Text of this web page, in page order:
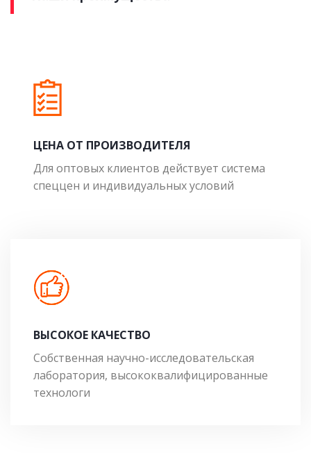
ЦЕНА ОТ ПРОИЗВОДИТЕЛЯ
Для оптовых клиентов действует система
спеццен и индивидуальных условий
ВЫСОКОЕ КАЧЕСТВО
Собственная научно-исследовательская
лаборатория, высококвалифицированные
технологи